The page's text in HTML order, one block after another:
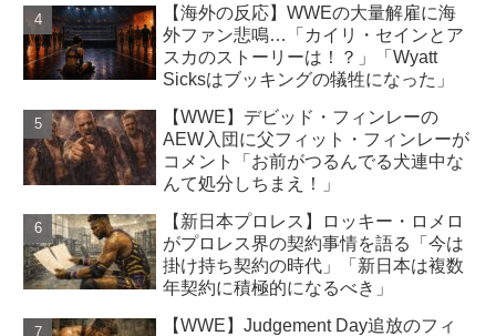
【海外の反応】WWEの大量解雇に海
外ファン悲鳴…「カイリ・セインとア
スカのストーリーは！？」「Wyatt
Sicksはブッキングの犠牲になった」
【WWE】デビッド・フィンレーの
AEW入団に父フィット・フィンレーが
コメント「お前がつるんでる犬連中な
んて処分しちまえ！」
【新日本プロレス】ロッキー・ロメロ
がプロレス界の契約事情を語る「今は
掛け持ち契約の時代」「新日本は複数
年契約に積極的になるべき」
【WWE】Judgement Day追放のフィ